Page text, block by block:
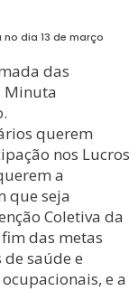
dia 13 de março
das
Minuta
querem
nos Lucros
a
que seja
Coletiva da
das metas
saúde e
e a